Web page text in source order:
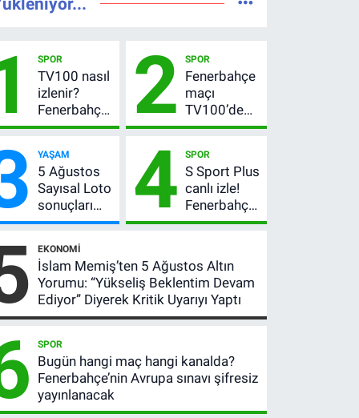
SPOR
TV100 nasıl
izlenir?
Fenerbahçe-
Sturm Graz
şifresiz
canlı yayın
bilgileri
2 SPOR
Fenerbahçe
maçı
TV100’de
mi? Sturm
hangi
kanalda,
saat kaçta?
YAŞAM
5 Ağustos
Sayısal Loto
sonuçları
açıklandı!
TL devretti
4 SPOR
S Sport Plus
canlı izle!
Fenerbahçe-
Sturm Graz
EKONOMI
İslam Memiş’ten 5 Ağustos Altın
Yorumu: “Yükseliş Beklentim Devam
Ediyor” Diyerek Kritik Uyarıyı Yaptı
SPOR
Bugün hangi maç hangi kanalda?
Fenerbahçe’nin Avrupa sınavı şifresiz
yayınlanacak